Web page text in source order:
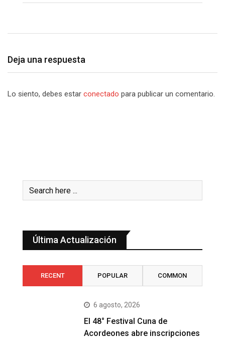
Deja una respuesta
Lo siento, debes estar conectado para publicar un comentario.
Última Actualización
RECENT POPULAR COMMON
6 agosto, 2026
El 48° Festival Cuna de
Acordeones abre inscripciones